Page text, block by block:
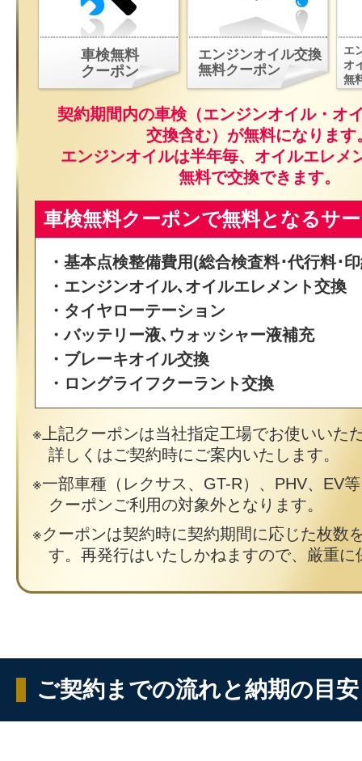
車検無料
クーポン
エンジンオイル交換
無料クーポン
エ
オ
無
契約期間内の車検（エンジンオイル・オ
交換含む）が無料になります
エンジンオイルは半年毎、オイルエレメ
無料で交換できます。
車検無料クーポンで無料となるサ
・基本点検整備費用(総合検査料･代行料･
・エンジンオイル､オイルエレメント交換
・タイヤローテーション
・バッテリー液､ウォッシャー液補充
・ブレーキオイル交換
・ロングライフクーラント交換
上記クーポンは当社指定工場でお使いいた
詳しくはご契約時にご案内いたします。
一部車種（レクサス、GT-R）、PHV、EV
クーポンご利用の対象外となります。
クーポンは契約時に契約期間に応じた枚数
す。再発行はいたしかねますので、厳重に
ご契約までの流れと納期の目安